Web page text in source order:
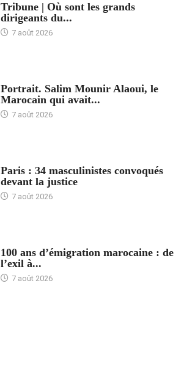
Tribune | Où sont les grands
dirigeants du...
7 août 2026
Portrait. Salim Mounir Alaoui, le
Marocain qui avait...
7 août 2026
Paris : 34 masculinistes convoqués
devant la justice
7 août 2026
100 ans d’émigration marocaine : de
l’exil à...
7 août 2026